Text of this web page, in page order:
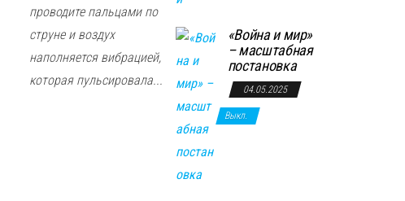
проводите пальцами по
струне и воздух
наполняется вибрацией,
которая пульсировала...
«Война и мир»
– масштабная
постановка
04.05.2025
Выкл.